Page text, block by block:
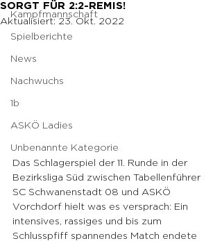
Kampfmannschaft
Spielberichte
News
Nachwuchs
1b
ASKÖ Ladies
Unbenannte Kategorie
SORGT FÜR 2:2-REMIS!
Aktualisiert:23. Okt. 2022
Das Schlagerspiel der 11. Runde in der
Bezirksliga Süd zwischen Tabellenführer
SC Schwanenstadt 08 und ASKÖ
Vorchdorf hielt was es versprach: Ein
intensives, rassiges und bis zum
Schlusspfiff spannendes Match endete